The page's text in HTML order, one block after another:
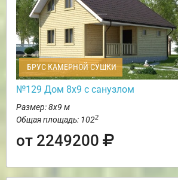
БРУС КАМЕРНОЙ СУШКИ
№129 Дом 8х9 с санузлом
Размер: 8х9 м
Общая площадь: 1022
от 2249200